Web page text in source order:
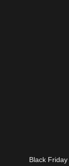
Black Friday